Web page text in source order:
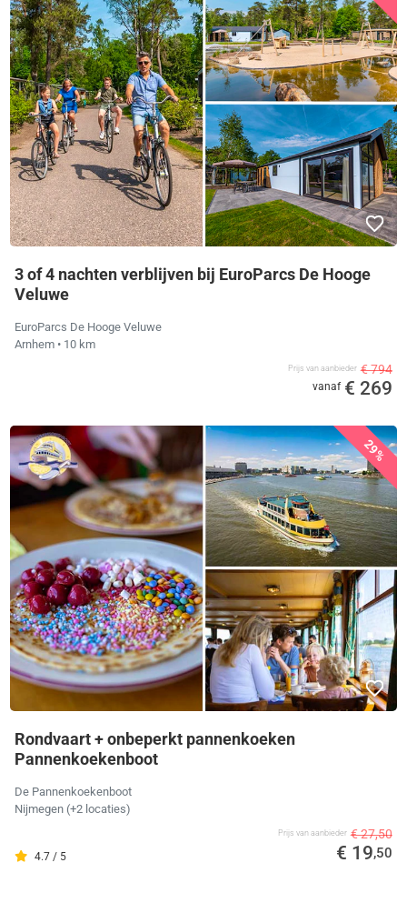
3 of 4 nachten verblijven bij EuroParcs De Hooge
Veluwe
EuroParcs De Hooge Veluwe
Arnhem • 10 km
Prijs van aanbieder € 794
vanaf € 269
29%
Rondvaart + onbeperkt pannenkoeken
Pannenkoekenboot
De Pannenkoekenboot
Nijmegen (+2 locaties)
4.7 / 5
Prijs van aanbieder € 27,50
€ 19,50